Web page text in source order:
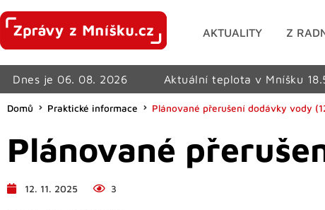
AKTUALITY Z
Dnes je 06. 08. 2026 Aktuální teplota v Mníšku
Domů Praktické informace Plánované přerušení dodávky vody
Plánované
12. 11. 2025 3